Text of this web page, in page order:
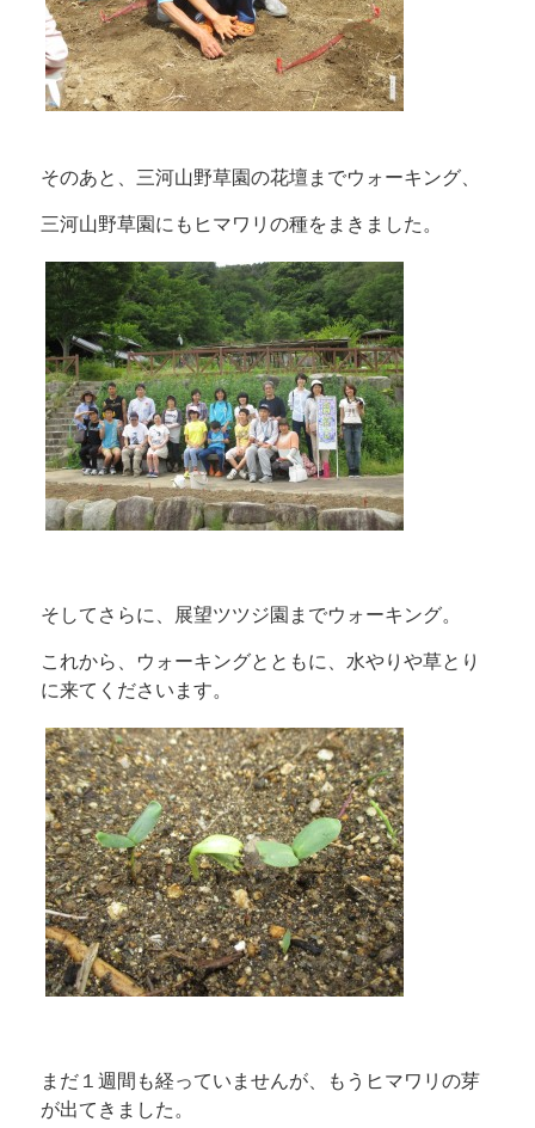
そのあと、三河山野草園の花壇までウォーキング、
三河山野草園にもヒマワリの種をまきました。
そしてさらに、展望ツツジ園までウォーキング。
これから、ウォーキングとともに、水やりや草とり
に来てくださいます。
まだ１週間も経っていませんが、もうヒマワリの芽
が出てきました。